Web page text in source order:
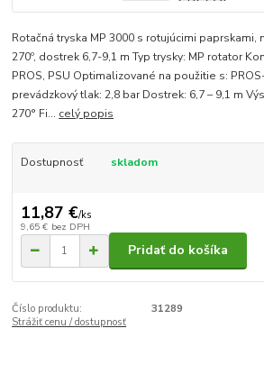
Rotačná tryska MP 3000 s rotujúcimi paprskami,
270º, dostrek 6,7-9,1 m Typ trysky: MP rotator
PROS, PSU Optimalizované na použitie s:
prevádzkový tlak: 2,8 bar Dostrek: 6,7 – 9,1 m
270° Fi... celý popis
Dostupnosť skladom
11,87 €/ks
9,65 € bez DPH
Pridať do košíka
Číslo produktu:
31289
Strážiť cenu / dostupnosť